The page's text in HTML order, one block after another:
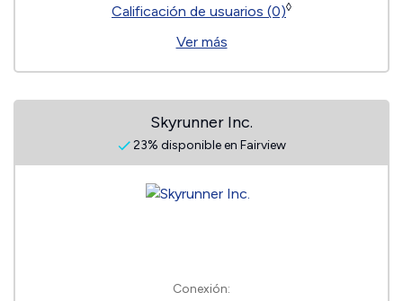
Calificación de usuarios (0)◊
Ver más
Skyrunner Inc.
23% disponible en Fairview
Conexión: